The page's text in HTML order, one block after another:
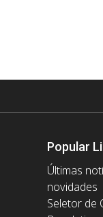
Popular
Últimas
novidades
Seletor de